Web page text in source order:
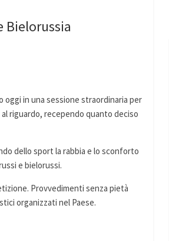
Bielorussia
oggi in una sessione straordinaria per
riguardo, recependo quanto deciso
dello sport la rabbia e lo sconforto
e bielorussi.
Provvedimenti senza pietà
organizzati nel Paese.